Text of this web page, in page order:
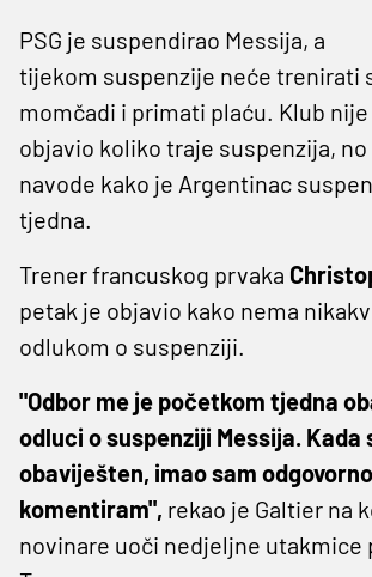
PSG je suspendirao Messija, a
tijekom suspenzije neće trenirati
momčadi i primati plaću. Klub
objavio koliko traje suspenzija,
navode kako je Argentinac
tjedna.
Trener francuskog prvaka
petak je objavio kako nema
odlukom o suspenziji.
"Odbor me je početkom tjedna
odluci o suspenziji Messija. Kada
obaviješten, imao sam
komentiram", rekao je Galtier na
novinare uoči nedjeljne utakmice